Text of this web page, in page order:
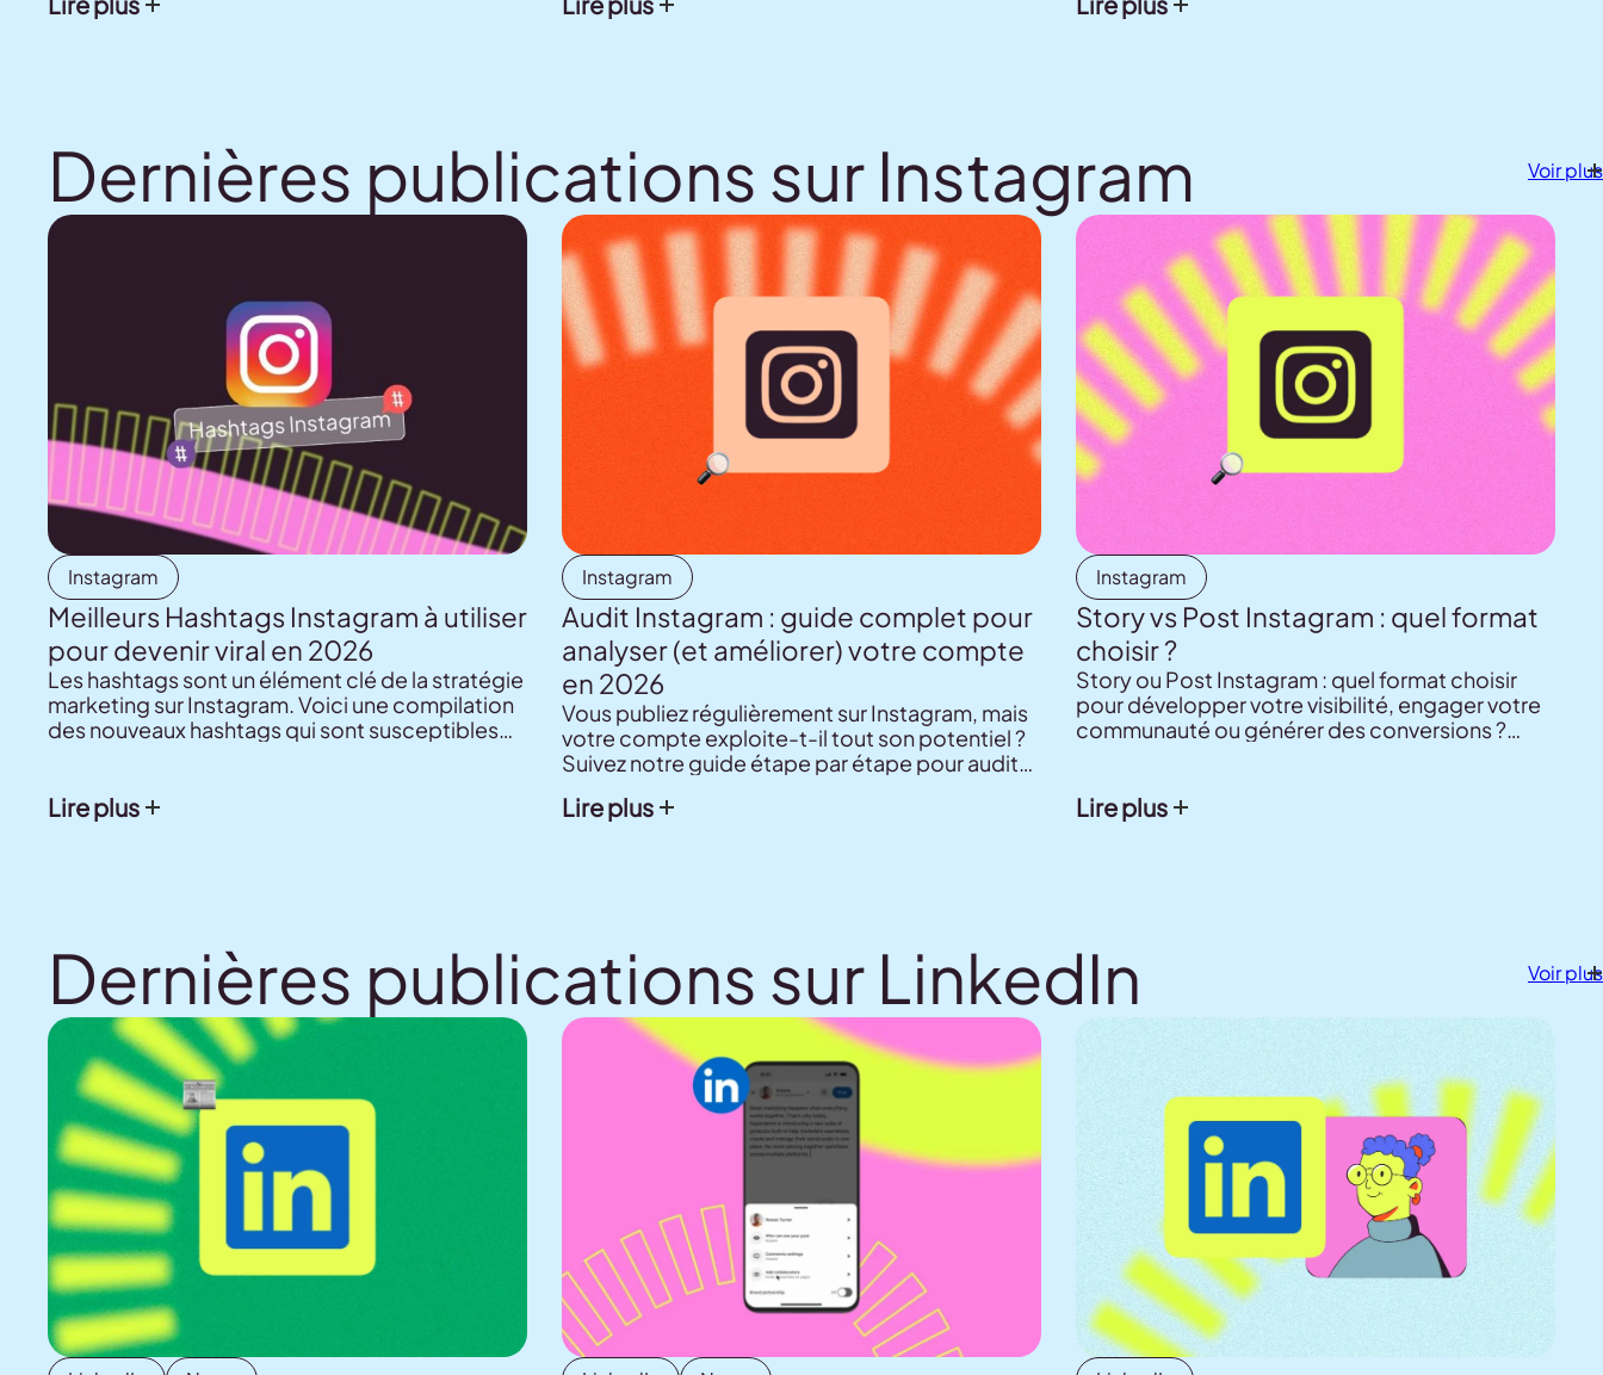
rapports automatisés avec Metricool et
Google Maps, tout en partageant actualités,
Voir plus
Dernières publications sur Instagram
Instagram
Meilleurs Hashtags Instagram à utiliser
pour devenir viral en 2026
Les hashtags sont un élément clé de la stratégie
marketing sur Instagram. Voici une compilation
des nouveaux hashtags qui sont susceptibles
Lire plus
Instagram
Audit Instagram : guide complet pour
analyser (et améliorer) votre compte
en 2026
Vous publiez régulièrement sur Instagram, mais
votre compte exploite-t-il tout son potentiel ?
Suivez notre guide étape par étape pour auditer
audience, et repérer où concentrer vos efforts
Lire plus
Instagram
Story vs Post Instagram : quel format
choisir ?
Story ou Post Instagram : quel format choisir
pour développer votre visibilité, engager votre
communauté ou générer des conversions ?
Instagram 2026 de Metricool et les meilleures
pratiques pour adapter votre stratégie à
Lire plus
Voir plus
Dernières publications sur LinkedIn